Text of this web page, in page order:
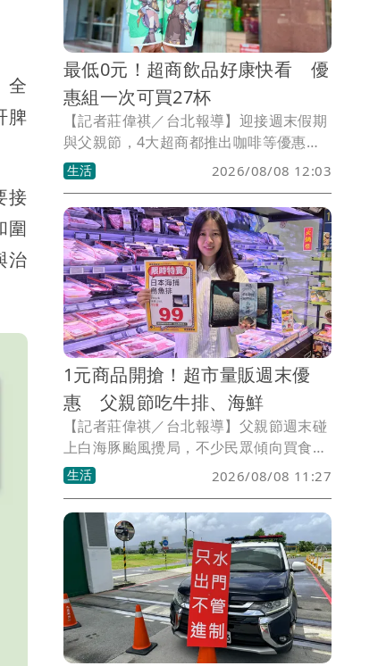
全
脾
接
圍
治
最低0元！超商飲品好康快看 優
惠組一次可買27杯
【記者莊偉祺／台北報導】迎接週末假期
與父親節，4大超商都推出咖啡等優惠搶
客，包含指飲品任選2杯可享最低0元起好
康，還有優惠組一次可買27杯，更有能量
飲2件5折、買啤酒迷冰桶。
生活 2026/08/08 12:03
1元商品開搶！超市量販週末優
惠 父親節吃牛排、海鮮
【記者莊偉祺／台北報導】父親節週末碰
上白海豚颱風攪局，不少民眾傾向買食材
在料理聚餐，超市、量販順勢推出生鮮優
惠，包含可提早享受中秋烤肉的牛排、海
鮮，還有1元、10元商品各限量2萬份開
搶。
生活 2026/08/08 11:27